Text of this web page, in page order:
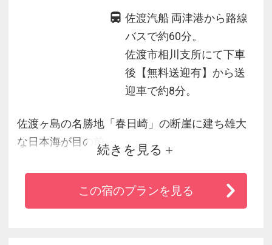
佐渡汽船 両津港から路線
バスで約60分。
佐渡市相川支所にて下車
後【無料送迎有】から送
迎車で約8分。
佐渡ヶ島の名勝地「春日崎」の断崖に建ち雄大
な日本海が目の前。
夕陽が染まる相川湾を望む絶景も自慢。
ご夕食は日本海の幸と家庭的なおもてなしで四
季折々の味覚をご堪能。
続きを見る
この宿のプランを見る